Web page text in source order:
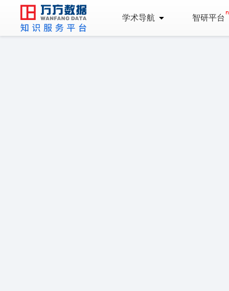
学术导航 智研平台